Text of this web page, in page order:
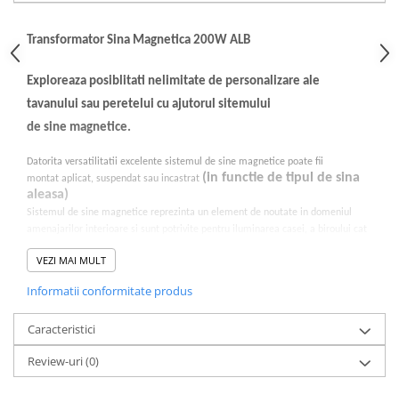
Transformator Sina Magnetica 200W ALB
Exploreaza posiblitati nelimitate de personalizare ale
tavanului sau peretelui cu ajutorul sitemului
de sine magnetice.
Datorita versatilitatii excelente sistemul de sine magnetice poate fii
montat aplicat, suspendat sau incastrat (in functie de tipul de sina
aleasa)
Sistemul de sine magnetice reprezinta un element de noutate in domeniul
si a spatiilor comerciale.
Design modern in ton cu cele mai noi tendinte de amenajari
interioare
Fixarea transformatorului direct in sina, devenind practic
invizibil
Alimentarea se poate face fie la capatul sinei fie pe lungimea
acesteia (in acest caz este necesara gaurirea sinei)
VEZI MAI MULT
Informatii conformitate produs
Caracteristici
Review-uri(0)